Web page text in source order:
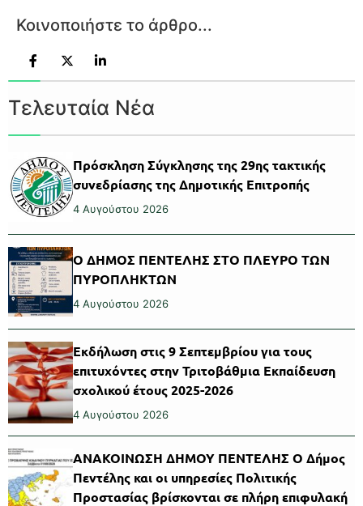
Κοινοποιήστε το άρθρο...
Τελευταία Νέα
Πρόσκληση Σύγκλησης της 29ης τακτικής
συνεδρίασης της Δημοτικής Επιτροπής
4 Αυγούστου 2026
Ο ΔΗΜΟΣ ΠΕΝΤΕΛΗΣ ΣΤΟ ΠΛΕΥΡΟ ΤΩΝ
ΠΥΡΟΠΛΗΚΤΩΝ
4 Αυγούστου 2026
Εκδήλωση στις 9 Σεπτεμβρίου για τους
επιτυχόντες στην Τριτοβάθμια Εκπαίδευση
σχολικού έτους 2025-2026
4 Αυγούστου 2026
ΑΝΑΚΟΙΝΩΣΗ ΔΗΜΟΥ ΠΕΝΤΕΛΗΣ Ο Δήμος
Πεντέλης και οι υπηρεσίες Πολιτικής
Προστασίας βρίσκονται σε πλήρη επιφυλακή